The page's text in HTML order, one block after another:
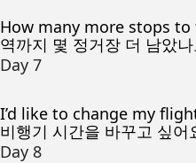
How many more stops
역까지 몇 정거장 더 남았나
Day 7
I’d like to change my
비행기 시간을 바꾸고 싶어
Day 8